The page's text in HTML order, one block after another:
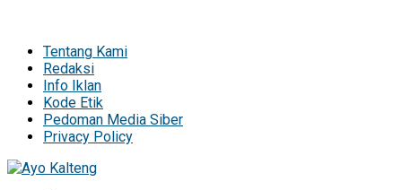
Tentang Kami
Redaksi
Info Iklan
Kode Etik
Pedoman Media Siber
Privacy Policy